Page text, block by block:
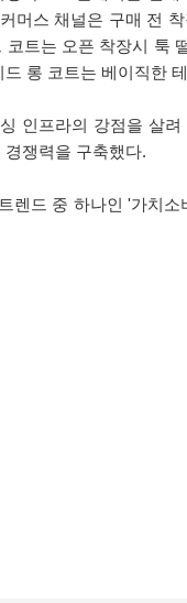
머스 채널은 구매 전
트는 오픈 착장시 툭
롱 코트는 베이직한
인프라의 강점을 살
쟁력을 구축했다.
렌드 중 하나인 '가치